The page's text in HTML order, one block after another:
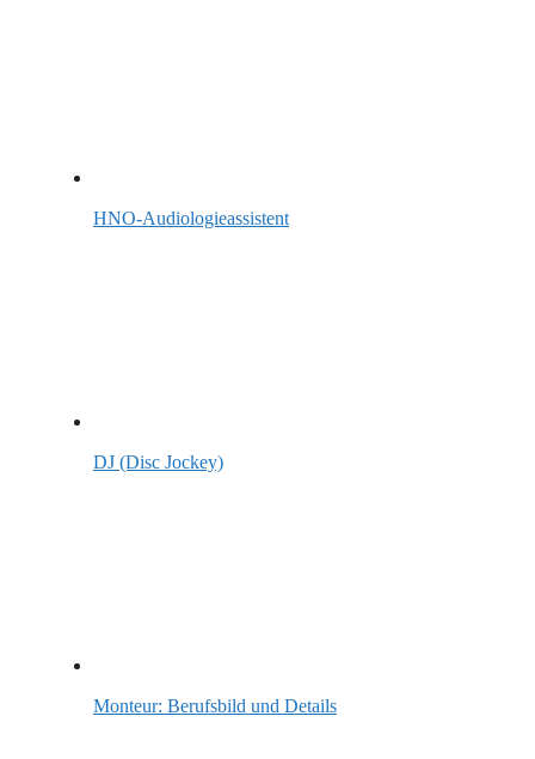
HNO-Audiologieassistent
DJ (Disc Jockey)
Monteur: Berufsbild und Details